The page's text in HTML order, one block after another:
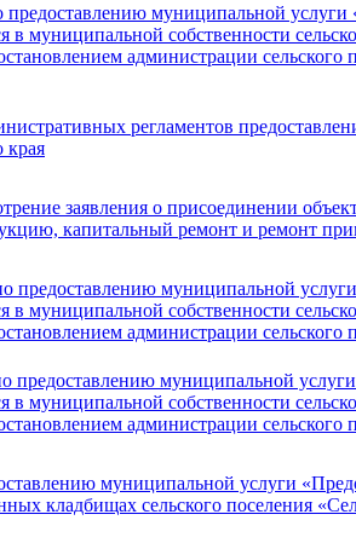
муниципальной
в муниципальной собственности
администрации
регламентов
края
заявления о присоединении
капитальный ремонт и ремонт
муниципальной
в муниципальной собственности
администрации
муниципальной
в муниципальной собственности
администрации
муниципальной услуги
кладбищах сельского поселения